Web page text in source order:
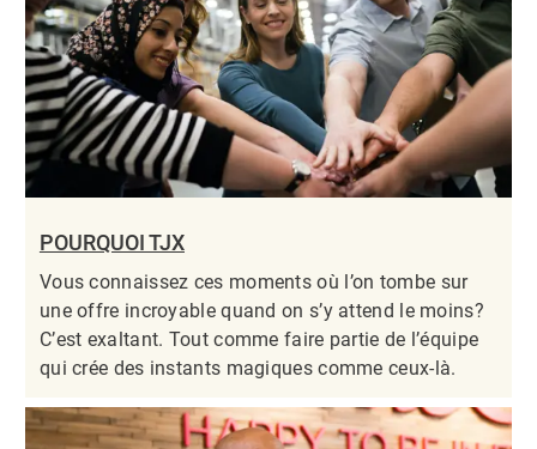
POURQUOI TJX
Vous connaissez ces moments où l’on tombe sur
une offre incroyable quand on s’y attend le moins?
C’est exaltant. Tout comme faire partie de l’équipe
qui crée des instants magiques comme ceux-là.​​​​​​​